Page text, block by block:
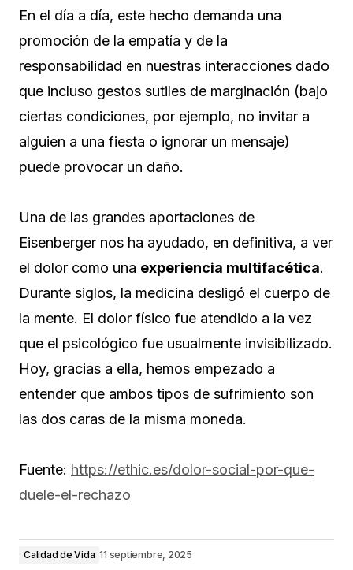
En el día a día, este hecho demanda una
promoción de la empatía y de la
responsabilidad en nuestras interacciones dado
que incluso gestos sutiles de marginación (bajo
ciertas condiciones, por ejemplo, no invitar a
alguien a una fiesta o ignorar un mensaje)
puede provocar un daño.
Una de las grandes aportaciones de
Eisenberger nos ha ayudado, en definitiva, a ver
el dolor como una experiencia multifacética.
Durante siglos, la medicina desligó el cuerpo de
la mente. El dolor físico fue atendido a la vez
que el psicológico fue usualmente invisibilizado.
Hoy, gracias a ella, hemos empezado a
entender que ambos tipos de sufrimiento son
las dos caras de la misma moneda.
Fuente: https://ethic.es/dolor-social-por-que-
duele-el-rechazo
Calidad de Vida 11 septiembre, 2025